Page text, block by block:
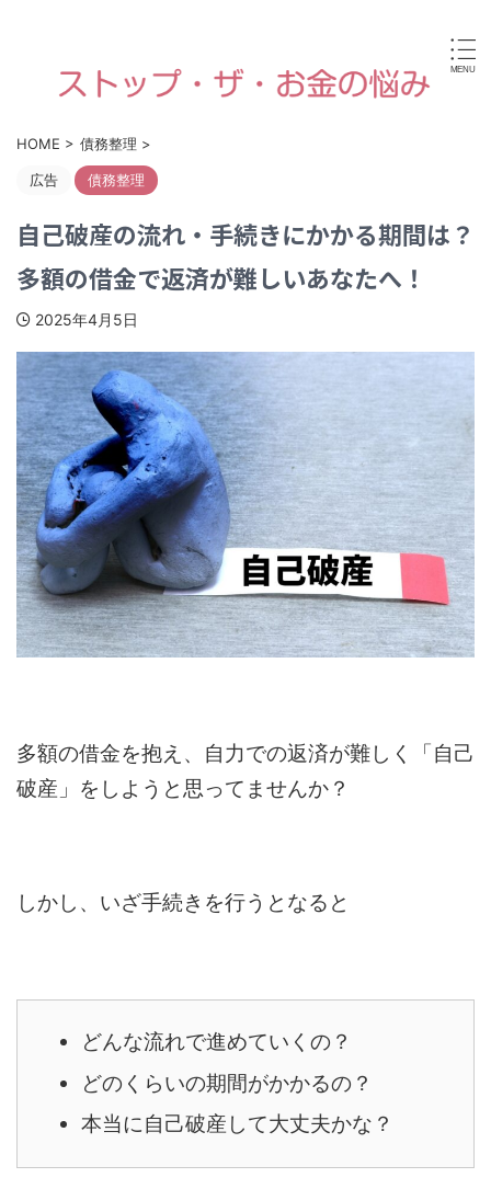
HOME > 債務整理 >
広告 債務整理
自己破産の流れ・手続きにかかる期間は？
多額の借金で返済が難しいあなたへ！
2025年4月5日
多額の借金を抱え、自力での返済が難しく「自己
破産」をしようと思ってませんか？
しかし、いざ手続きを行うとなると
どんな流れで進めていくの？
どのくらいの期間がかかるの？
本当に自己破産して大丈夫かな？